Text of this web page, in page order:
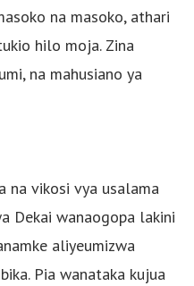
na masoko, athari
hilo moja. Zina
na mahusiano ya
na vikosi vya usalama
Dekai wanaogopa lakini
aliyeumizwa
Pia wanataka kujua